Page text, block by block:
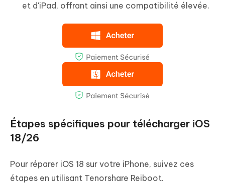
et d'iPad, offrant ainsi une compatibilité élevée.
Étapes spécifiques pour télécharger iOS
18/26
Pour réparer iOS 18 sur votre iPhone, suivez ces
étapes en utilisant Tenorshare Reiboot.